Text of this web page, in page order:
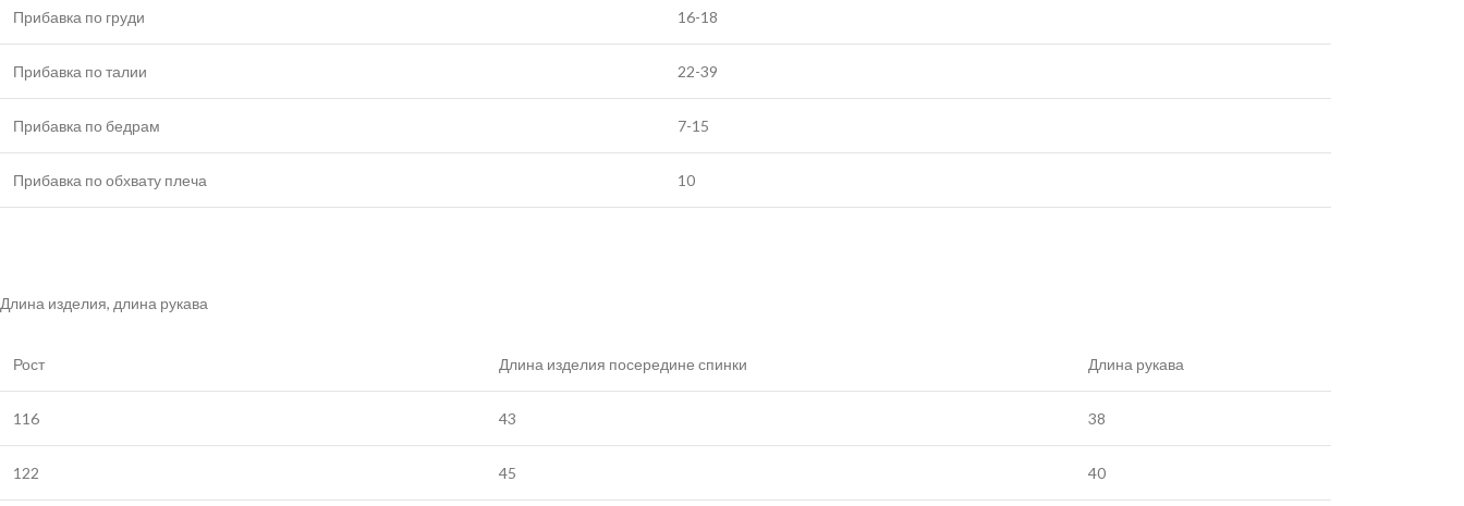
Прибавка по груди 16-18
Прибавка по талии 22-39
Прибавка по бедрам 7-15
Прибавка по обхвату плеча 10
Длина изделия, длина рукава
Рост Длина изделия посередине спинки Длина рукава
116 43 38
122 45 40